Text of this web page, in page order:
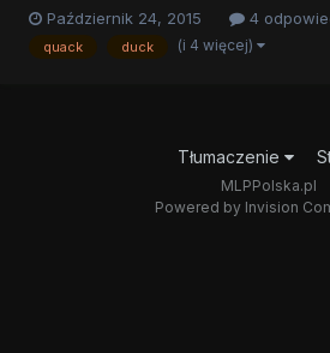
konkretnego celu, fabuły ani ciągu
robić, jest to strzelanka dla 4 graczy
Październik 24, 2015 4
quack duck (i 4 więcej)
Tłumaczenie
MLPPolska.pl
Powered by Invision